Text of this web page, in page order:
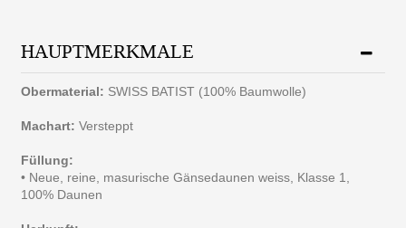
HAUPTMERKMALE
Obermaterial: SWISS BATIST (100% Baumwolle)
Machart: Versteppt
Füllung:
• Neue, reine, masurische Gänsedaunen weiss, Klasse 1,
100% Daunen